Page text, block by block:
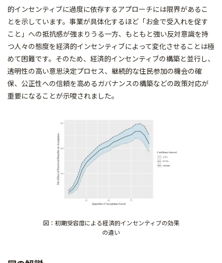
的インセンティブに過度に依存するアプローチには限界があるこ
とを示しています。事業が具体化するほど「お金で受入れを促す
こと」への抵抗感が強まりうる一方、もともと強い反対意識を持
つ人々の態度を経済的インセンティブによって変化させることは極
めて困難です。そのため、経済的インセンティブの構築と並行し、
透明性の高い意思決定プロセス、継続的な住民参加の機会の確
保、公正性への信頼を高めるガバナンスの構築などの政策対応が
重要になることが示唆されました。
図：初期受容度による経済的インセンティブの効果
の違い